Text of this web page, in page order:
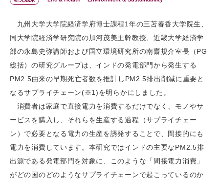
九州大学大学院経済学府博士課程1年の三苫春香大学院生、
同大学院経済学研究院の加河茂美主幹教授、近畿大学経済学
部の永島史弥講師および国立環境研究所の南齋規介室長（PG
総括）の研究グループは、インドの発電部門から発生する
PM2.5由来の早期死亡者数を推計しPM2.5排出削減に重要と
なるサプライチェーン(※1)を明らかにしました。
消費者は家庭で直接電力を消費するだけでなく、モノやサ
ービスを購入し、それらを生産する過程（サプライチェー
ン）で必要となる電力の生産を誘発することで、間接的にも
電力を消費しています。本研究ではインドの主要なPM2.5排
出源である発電部門を対象に、このような「間接電力消費」
がどの国のどのようなサプライチェーンで起こっているのか